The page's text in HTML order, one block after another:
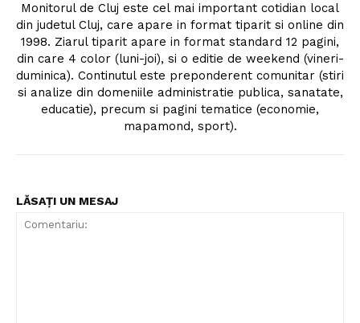
Monitorul de Cluj este cel mai important cotidian local
din judetul Cluj, care apare in format tiparit si online din
1998. Ziarul tiparit apare in format standard 12 pagini,
din care 4 color (luni-joi), si o editie de weekend (vineri-
duminica). Continutul este preponderent comunitar (stiri
si analize din domeniile administratie publica, sanatate,
educatie), precum si pagini tematice (economie,
mapamond, sport).
LĂSAȚI UN MESAJ